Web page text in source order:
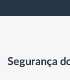
Segurança